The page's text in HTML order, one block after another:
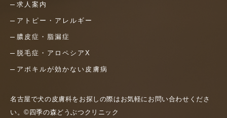
求人案内
アトピー・アレルギー
膿皮症・脂漏症
脱毛症・アロペシアX
アポキルが効かない皮膚病
名古屋で犬の皮膚科をお探しの際はお気軽にお問い合わせくださ
い。©四季の森どうぶつクリニック